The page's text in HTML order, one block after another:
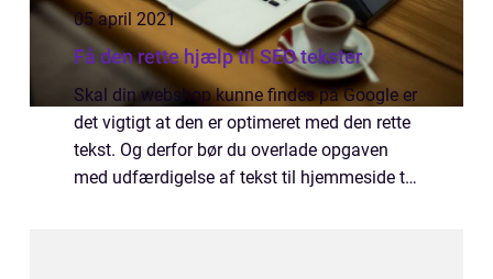
05 april 2021
Få den rette hjælp til SEO tekster
Skal din webshop kunne findes på Google er
det vigtigt at den er optimeret med den rette
tekst. Og derfor bør du overlade opgaven
med udfærdigelse af tekst til hjemmeside til
den bedste te...